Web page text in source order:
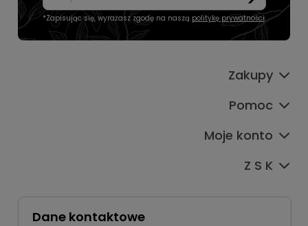
*Zapisując się, wyrażasz zgodę na naszą politykę prywatności.
Zakupy
Pomoc
Moje konto
Z S K
Dane kontaktowe